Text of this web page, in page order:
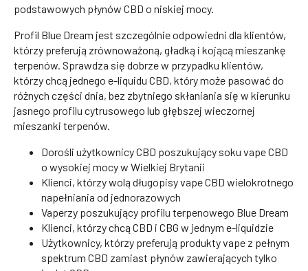
podstawowych płynów CBD o niskiej mocy.
Profil Blue Dream jest szczególnie odpowiedni dla klientów,
którzy preferują zrównoważoną, gładką i kojącą mieszankę
terpenów. Sprawdza się dobrze w przypadku klientów,
którzy chcą jednego e-liquidu CBD, który może pasować do
różnych części dnia, bez zbytniego skłaniania się w kierunku
jasnego profilu cytrusowego lub głębszej wieczornej
mieszanki terpenów.
Dorośli użytkownicy CBD poszukujący soku vape CBD
o wysokiej mocy w Wielkiej Brytanii
Klienci, którzy wolą długopisy vape CBD wielokrotnego
napełniania od jednorazowych
Vaperzy poszukujący profilu terpenowego Blue Dream
Klienci, którzy chcą CBD i CBG w jednym e-liquidzie
Użytkownicy, którzy preferują produkty vape z pełnym
spektrum CBD zamiast płynów zawierających tylko